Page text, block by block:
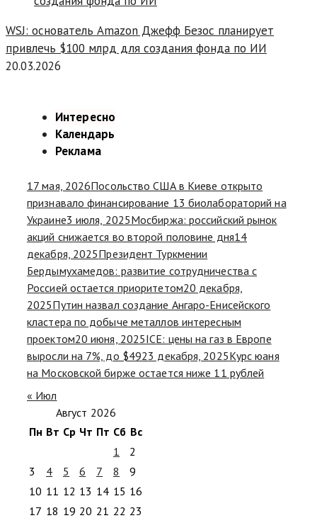
WSJ: основатель Amazon Джефф Безос планирует
привлечь $100 млрд для создания фонда по ИИ
20.03.2026
Интересно
Календарь
Реклама
17 мая, 2026Посольство США в Киеве открыто
признавало финансирование 13 биолабораторий на
Украине3 июля, 2025Мосбиржа: российский рынок
акций снижается во второй половине дня14
декабря, 2025Президент Туркмении
Бердымухамедов: развитие сотрудничества с
Россией остается приоритетом20 декабря,
2025Путин назвал создание Ангаро-Енисейского
кластера по добыче металлов интересным
проектом20 июня, 2025ICE: цены на газ в Европе
выросли на 7%, до $4923 декабря, 2025Курс юаня
на Московской бирже остается ниже 11 рублей
« Июл
Август 2026
Пн Вт Ср Чт Пт Сб Вс
1
2
3
4 5 6 7 8
9
10 11 12 13 14 15 16
17 18 19 20 21 22 23